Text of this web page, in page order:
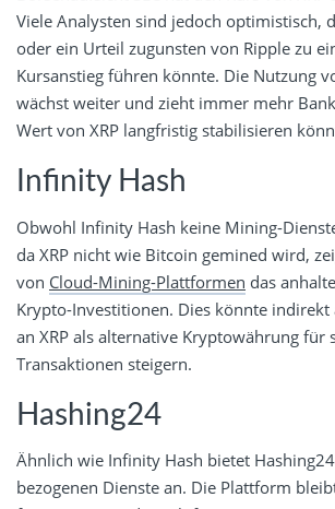
Viele Analysten sind jedoch optimistisch,
oder ein Urteil zugunsten von Ripple zu
Kursanstieg führen könnte. Die Nutzung
wächst weiter und zieht immer mehr
Wert von XRP langfristig stabilisieren
Infinity Hash
Obwohl Infinity Hash keine Mining-
da XRP nicht wie Bitcoin gemined wird,
von Cloud-Mining-Plattformen das
Krypto-Investitionen. Dies könnte indirekt
an XRP als alternative Kryptowährung für
Transaktionen steigern.
Hashing24
Ähnlich wie Infinity Hash bietet Hashing24
bezogenen Dienste an. Die Plattform